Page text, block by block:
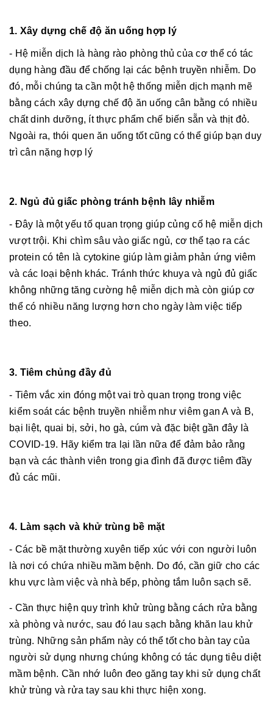
1. Xây dựng chế độ ăn uống hợp lý
- Hệ miễn dịch là hàng rào phòng thủ của cơ thể có tác
dụng hàng đầu để chống lại các bệnh truyền nhiễm. Do
đó, mỗi chúng ta cần một hệ thống miễn dịch mạnh mẽ
bằng cách xây dựng chế độ ăn uống cân bằng có nhiều
chất dinh dưỡng, ít thực phẩm chế biến sẵn và thịt đỏ.
Ngoài ra, thói quen ăn uống tốt cũng có thể giúp bạn duy
trì cân nặng hợp lý
2. Ngủ đủ giấc phòng tránh bệnh lây nhiễm
- Đây là một yếu tố quan trọng giúp củng cố hệ miễn dịch
vượt trội. Khi chìm sâu vào giấc ngủ, cơ thể tạo ra các
protein có tên là cytokine giúp làm giảm phản ứng viêm
và các loại bệnh khác. Tránh thức khuya và ngủ đủ giấc
không những tăng cường hệ miễn dịch mà còn giúp cơ
thể có nhiều năng lượng hơn cho ngày làm việc tiếp
theo.
3. Tiêm chủng đầy đủ
- Tiêm vắc xin đóng một vai trò quan trọng trong việc
kiểm soát các bệnh truyền nhiễm như viêm gan A và B,
bại liệt, quai bị, sởi, ho gà, cúm và đặc biệt gần đây là
COVID-19. Hãy kiểm tra lại lần nữa để đảm bảo rằng
bạn và các thành viên trong gia đình đã được tiêm đầy
đủ các mũi.
4. Làm sạch và khử trùng bề mặt
- Các bề mặt thường xuyên tiếp xúc với con người luôn
là nơi có chứa nhiều mầm bệnh. Do đó, cần giữ cho các
khu vực làm việc và nhà bếp, phòng tắm luôn sạch sẽ.
- Cần thực hiện quy trình khử trùng bằng cách rửa bằng
xà phòng và nước, sau đó lau sạch bằng khăn lau khử
trùng. Những sản phẩm này có thể tốt cho bàn tay của
người sử dụng nhưng chúng không có tác dụng tiêu diệt
mầm bệnh. Cần nhớ luôn đeo găng tay khi sử dụng chất
khử trùng và rửa tay sau khi thực hiện xong.